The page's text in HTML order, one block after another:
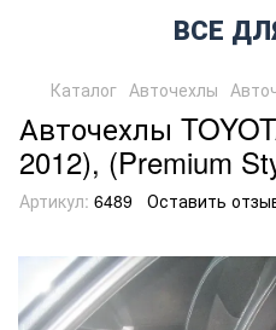
ВСЕ
Каталог Авточехлы
Авточехлы
2012), (Premium
Артикул: 6489 Оставить